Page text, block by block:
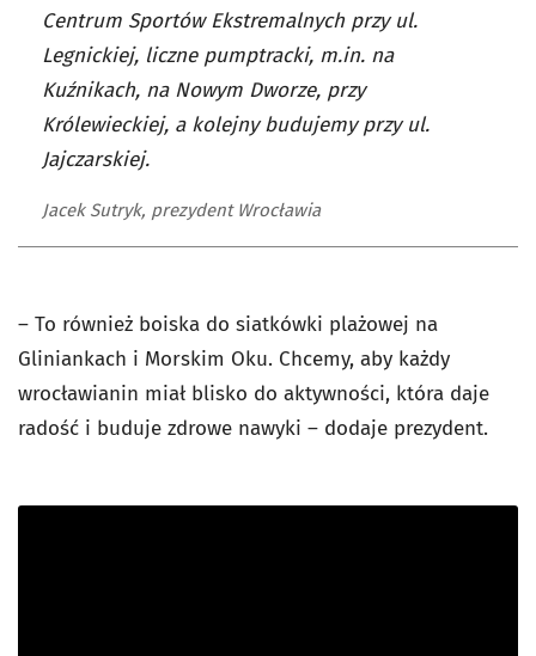
Centrum Sportów Ekstremalnych przy ul.
Legnickiej, liczne pumptracki, m.in. na
Kuźnikach, na Nowym Dworze, przy
Królewieckiej, a kolejny budujemy przy ul.
Jajczarskiej.
Jacek Sutryk, prezydent Wrocławia
– To również boiska do siatkówki plażowej na
Gliniankach i Morskim Oku. Chcemy, aby każdy
wrocławianin miał blisko do aktywności, która daje
radość i buduje zdrowe nawyki – dodaje prezydent.